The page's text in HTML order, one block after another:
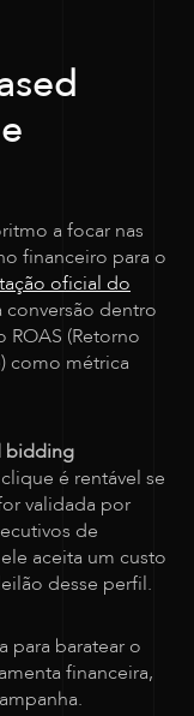
a focar nas
financeiro para o
oficial do
conversão dentro
(Retorno
como métrica
bidding
é rentável se
validada por
de
aceita um custo
desse perfil.
para baratear o
financeira,